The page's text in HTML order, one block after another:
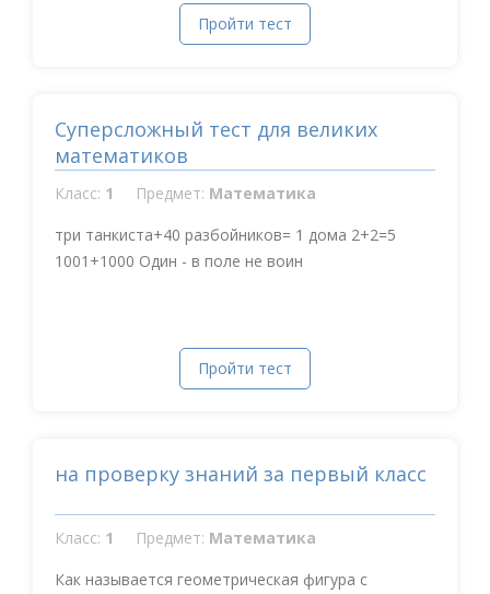
Пройти тест
Суперсложный тест для великих
математиков
Класс: 1 Предмет: Математика
три танкиста+40 разбойников= 1 дома 2+2=5
1001+1000 Один - в поле не воин
Пройти тест
на проверку знаний за первый класс
Класс: 1 Предмет: Математика
Как называется геометрическая фигура с